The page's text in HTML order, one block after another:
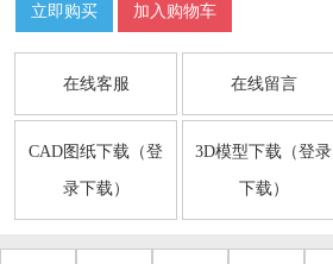
立即购买 加入购物车
在线客服 在线留言
CAD图纸下载（登
录下载）
3D模型下载（登录
下载）